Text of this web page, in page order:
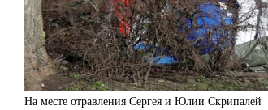
На месте отравления Сергея и Юлии Скрипалей